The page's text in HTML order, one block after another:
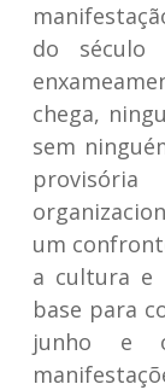
do século
chega,
sem
um
a cultura e
base para
junho e